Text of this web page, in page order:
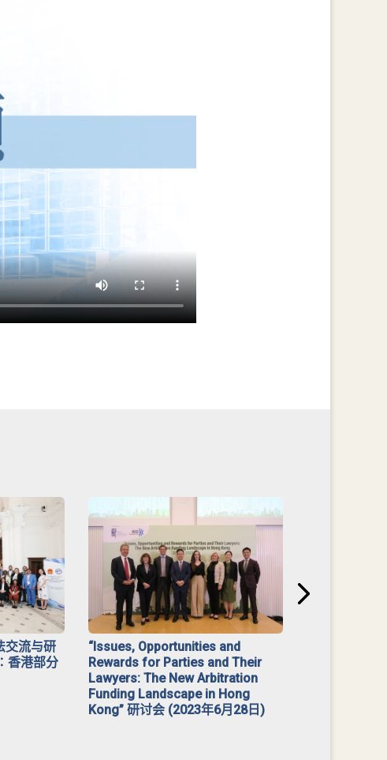
交流与研
香港部分
“Issues, Opportunities and
Rewards for Parties and Their
Lawyers: The New Arbitration
Funding Landscape in Hong
Kong” 研讨会 (2023年6月28日)